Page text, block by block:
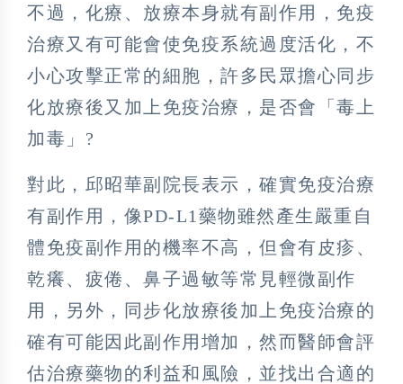
不過，化療、放療本身就有副作用，免疫
治療又有可能會使免疫系統過度活化，不
小心攻擊正常的細胞，許多民眾擔心同步
化放療後又加上免疫治療，是否會「毒上
加毒」?
對此，邱昭華副院長表示，確實免疫治療
有副作用，像PD-L1藥物雖然產生嚴重自
體免疫副作用的機率不高，但會有皮疹、
乾癢、疲倦、鼻子過敏等常見輕微副作
用，另外，同步化放療後加上免疫治療的
確有可能因此副作用增加，然而醫師會評
估治療藥物的利益和風險，並找出合適的